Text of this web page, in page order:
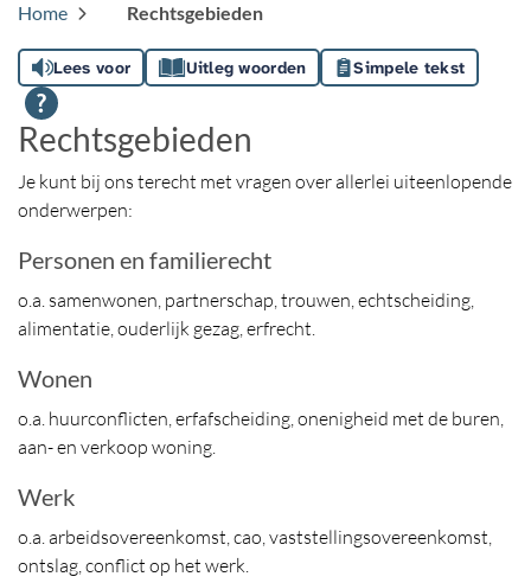
Home Rechtsgebieden
Lees voor Uitleg woorden Simpele tekst
Rechtsgebieden
Je kunt bij ons terecht met vragen over allerlei uiteenlopende
onderwerpen:
Personen en familierecht
o.a. samenwonen, partnerschap, trouwen, echtscheiding,
alimentatie, ouderlijk gezag, erfrecht.
Wonen
o.a. huurconflicten, erfafscheiding, onenigheid met de buren,
aan- en verkoop woning.
Werk
o.a. arbeidsovereenkomst, cao, vaststellingsovereenkomst,
ontslag, conflict op het werk.